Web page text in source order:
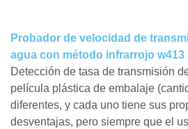
Probador de velocidad de
agua con método infrarrojo w413
Detección de tasa de transmisión
película plástica de embalaje
diferentes, y cada uno tiene sus
desventajas, pero siempre que el